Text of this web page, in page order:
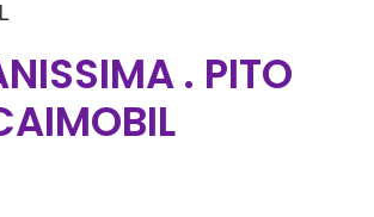
. PITO